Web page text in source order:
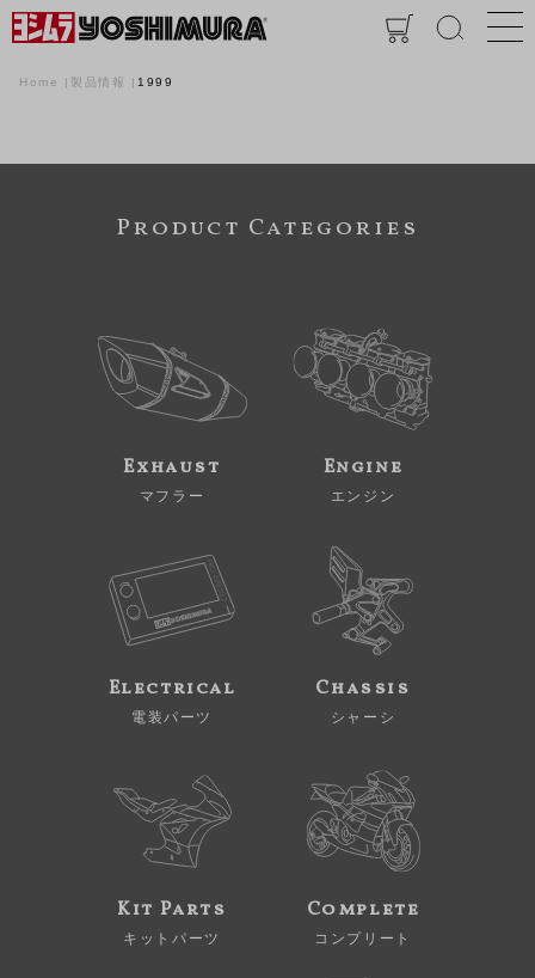
Home 製品情報 1999
Product Categories
Exhaust
マフラー
Engine
エンジン
Electrical
電装パーツ
Chassis
シャーシ
Kit Parts
キットパーツ
Complete
コンプリート